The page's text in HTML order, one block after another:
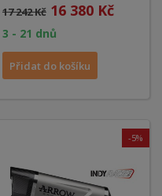
17 242 Kč 16 380 Kč
3 - 21 dnů
Přidat do košíku
-5%